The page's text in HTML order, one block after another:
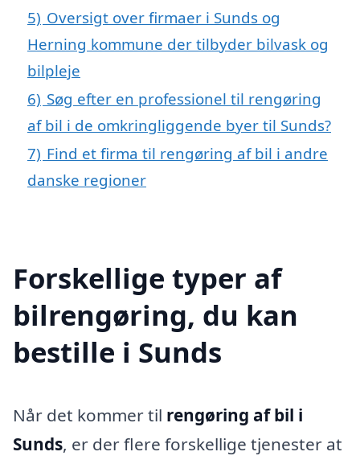
5) Oversigt over firmaer i Sunds og
Herning kommune der tilbyder bilvask og
bilpleje
6) Søg efter en professionel til rengøring
af bil i de omkringliggende byer til Sunds?
7) Find et firma til rengøring af bil i andre
danske regioner
Forskellige typer af
bilrengøring, du kan
bestille i Sunds
Når det kommer til rengøring af bil i
Sunds, er der flere forskellige tjenester at